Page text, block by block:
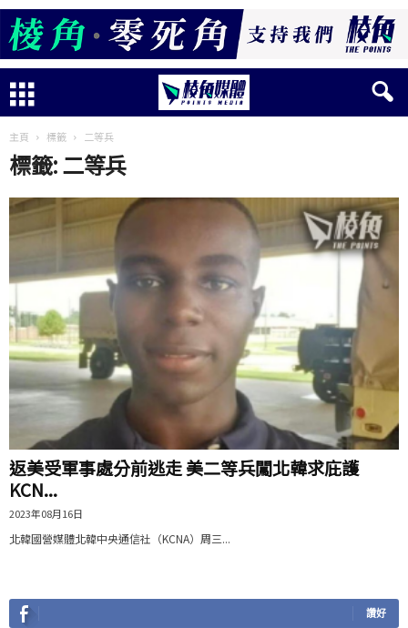
主頁 標籤 二等兵
標籤: 二等兵
返美受軍事處分前逃走 美二等兵闖北韓求庇護
KCN...
2023年08月16日
北韓國營媒體北韓中央通信社（KCNA）周三...
讚好